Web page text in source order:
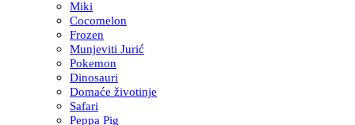
Miki
Cocomelon
Frozen
Munjeviti Jurić
Pokemon
Dinosauri
Domaće životinje
Safari
Peppa Pig